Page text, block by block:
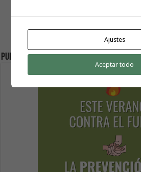
Publicidad
Ajustes
Aceptar todo